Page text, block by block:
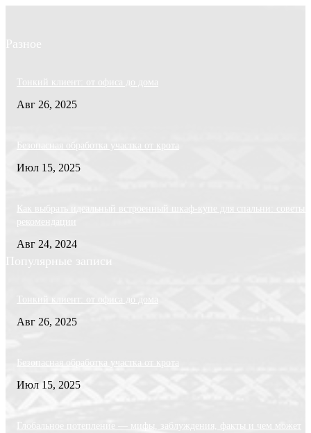
Разное
Тонкий клиент: от офиса до дома
Авг 26, 2025
Безопасная обработка участка от крота
Июл 15, 2025
Как выбрать идеальный встроенный шкаф-купе для спальни: советы
рекомендации
Авг 24, 2024
Популярные записи
Тонкий клиент: от офиса до дома
Авг 26, 2025
Безопасная обработка участка от крота
Июл 15, 2025
Глобальное потепление — мифы, заблуждения, факты и чем может